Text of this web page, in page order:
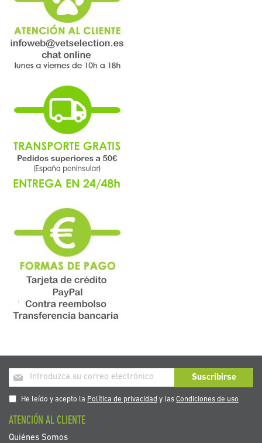
Inscríbase
a
nuestro
de
noticias:
Suscribirse
He leído y acepto la Política de privacidad y lasCondiciones de uso
ATENCIÓN AL CLIENTE
Quiénes Somos